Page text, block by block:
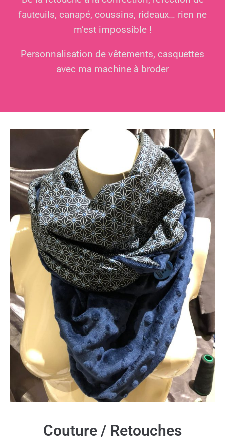
fauteuils, canapé, coussins, rideaux… rien ne
m’est impossible !
Personnalisation de vêtements, casquettes
avec ma machine à broder
Couture / Retouches